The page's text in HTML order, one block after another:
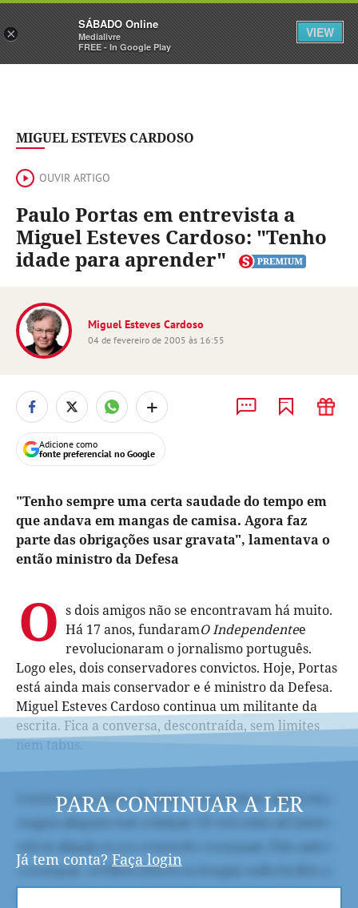
Sábado Assine Iniciar Sessão
MIGUEL ESTEVES CARDOSO
OUVIR ARTIGO
Paulo Portas em entrevista a
Miguel Esteves Cardoso: "Tenho
idade para aprender"
Miguel Esteves Cardoso
04 de fevereiro de 2005 às 16:55
+
Adicione como
fonte preferencial no Google
"Tenho sempre uma certa saudade do tempo em
que andava em mangas de camisa. Agora faz
parte das obrigações usar gravata", lamentava o
então ministro da Defesa
O s dois amigos não se encontravam há muito.
Há 17 anos, fundaramO Independentee
revolucionaram o jornalismo português.
Logo eles, dois conservadores convictos. Hoje, Portas
está ainda mais conservador e é ministro da Defesa.
Miguel Esteves Cardoso continua um militante da
escrita. Fica a conversa, descontraída, sem limites
nem tabus.
PARA CONTINUAR A LER
Já tem conta? Faça login
×
SÁBADO Online
Medialivre
FREE - In Google Play
VIEW